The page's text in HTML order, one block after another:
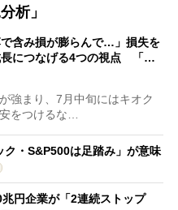
析」
で含み損が膨らんで…」損失を
長につなげる4つの視点 「…
強まり、7月中旬にはキオク
をつけるな…
ク・S&P500は足踏み」が意味
兆円企業が「2連続ストップ